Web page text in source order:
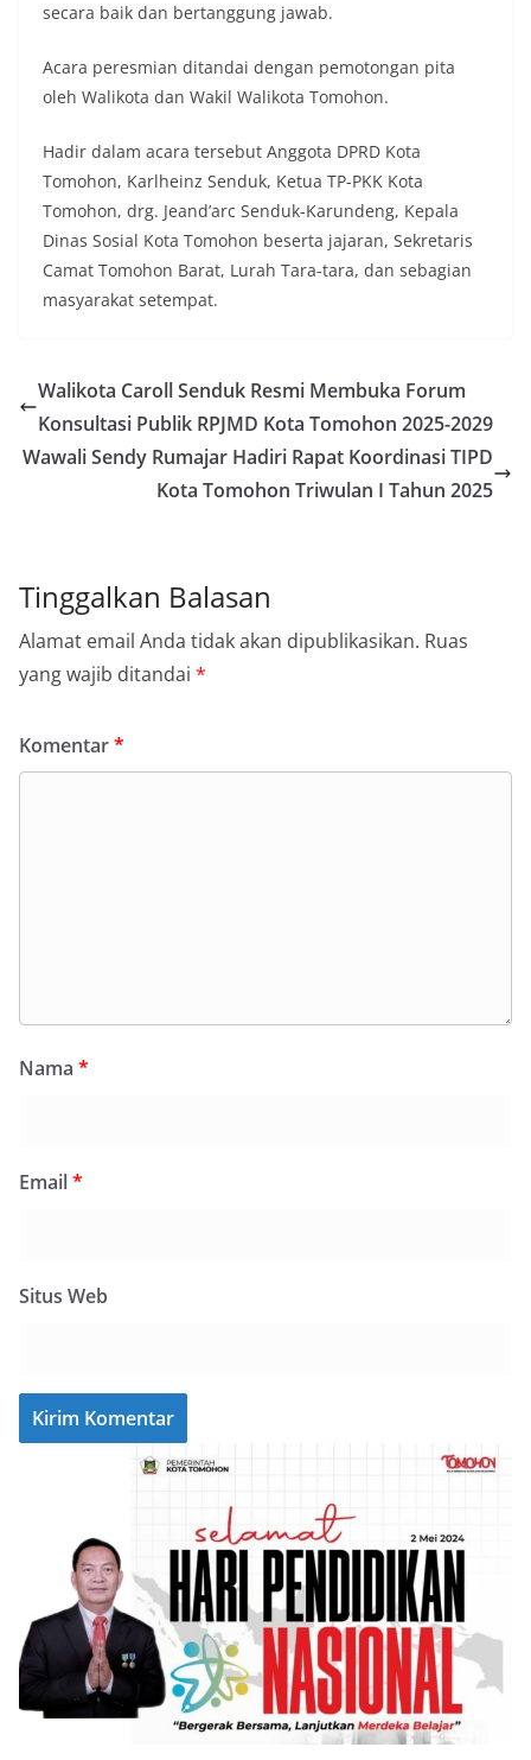
secara baik dan bertanggung jawab.
Acara peresmian ditandai dengan pemotongan pita
oleh Walikota dan Wakil Walikota Tomohon.
Hadir dalam acara tersebut Anggota DPRD Kota
Tomohon, Karlheinz Senduk, Ketua TP-PKK Kota
Tomohon, drg. Jeand’arc Senduk-Karundeng, Kepala
Dinas Sosial Kota Tomohon beserta jajaran, Sekretaris
Camat Tomohon Barat, Lurah Tara-tara, dan sebagian
masyarakat setempat.
Walikota Caroll Senduk Resmi Membuka Forum
Konsultasi Publik RPJMD Kota Tomohon 2025-2029
Wawali Sendy Rumajar Hadiri Rapat Koordinasi TIPD
Kota Tomohon Triwulan I Tahun 2025
Tinggalkan Balasan
Alamat email Anda tidak akan dipublikasikan. Ruas
yang wajib ditandai *
Komentar*
Nama *
Email*
Situs Web